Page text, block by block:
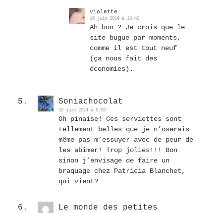
violette
16 juin 2014 à 18:40
Ah bon ? Je crois que le
site bugue par moments,
comme il est tout neuf
(ça nous fait des
économies).
Soniachocolat
16 juin 2014 à 0:08
Oh pinaise! Ces serviettes sont
tellement belles que je n’oserais
même pas m’essuyer avec de peur de
les abîmer! Trop jolies!!! Bon
sinon j’envisage de faire un
braquage chez Patricia Blanchet,
qui vient?
Le monde des petites